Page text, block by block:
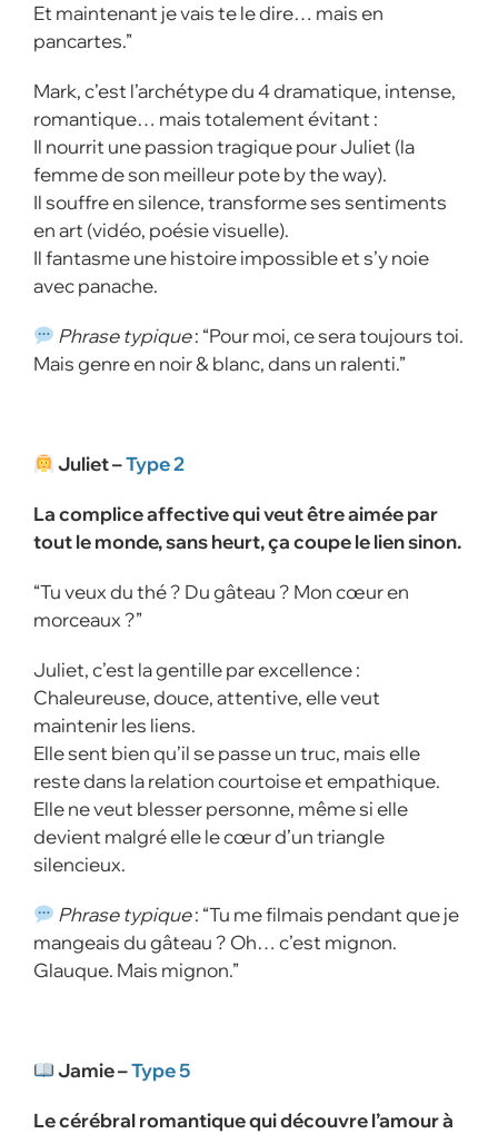
Et maintenant je vais te le dire… mais en
pancartes.”
Mark, c’est l’archétype du 4 dramatique, intense,
romantique… mais totalement évitant :
Il nourrit une passion tragique pour Juliet (la
femme de son meilleur pote by the way).
Il souffre en silence, transforme ses sentiments
en art (vidéo, poésie visuelle).
Il fantasme une histoire impossible et s’y noie
avec panache.
Phrase typique: “Pour moi, ce sera toujours toi.
Mais genre en noir & blanc, dans un ralenti.”
Juliet –Type 2
La complice affective qui veut être aimée par
tout le monde, sans heurt, ça coupe le lien sinon.
“Tu veux du thé ? Du gâteau ? Mon cœur en
morceaux ?”
Juliet, c’est la gentille par excellence :
Chaleureuse, douce, attentive, elle veut
maintenir les liens.
Elle sent bien qu’il se passe un truc, mais elle
reste dans la relation courtoise et empathique.
Elle ne veut blesser personne, même si elle
devient malgré elle le cœur d’un triangle
silencieux.
Phrase typique: “Tu me filmais pendant que je
mangeais du gâteau ? Oh… c’est mignon.
Glauque. Mais mignon.”
Jamie –Type 5
Le cérébral romantique qui découvre l’amour à